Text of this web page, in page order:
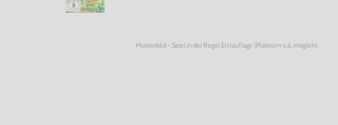
Musterbild - Spiel in der Regel Erstauflage (Platinum o.ä. möglich)